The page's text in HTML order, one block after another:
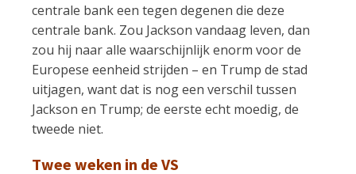
centrale bank een tegen degenen die deze
centrale bank. Zou Jackson vandaag leven, dan
zou hij naar alle waarschijnlijk enorm voor de
Europese eenheid strijden – en Trump de stad
uitjagen, want dat is nog een verschil tussen
Jackson en Trump; de eerste echt moedig, de
tweede niet.
Twee weken in de VS